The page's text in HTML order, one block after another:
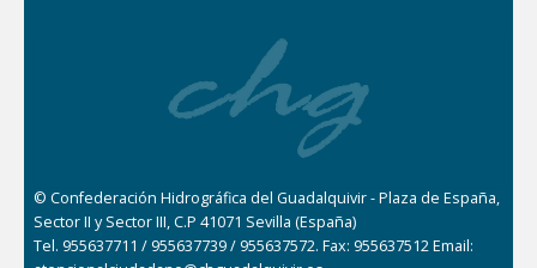
© Confederación Hidrográfica del Guadalquivir - Plaza de España,
Sector II y Sector III, C.P 41071 Sevilla (España)
Tel. 955637711 / 955637739 / 955637572. Fax: 955637512 Email: